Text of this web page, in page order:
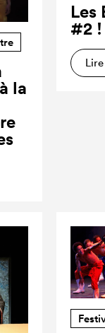
la
Les
#2 !